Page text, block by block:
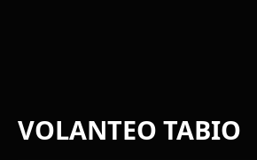
VOLANTEO TABIO